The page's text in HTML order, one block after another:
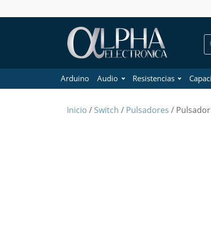
Arduino Audio Resistencias
Inicio / Switch / Pulsadores /